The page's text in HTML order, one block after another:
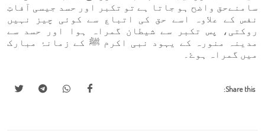
سامنےحق واضح ہو جاتا ہے تو تکبر اور حسد جیسی آفاتِ
نفس کے علاوہ اسے حق کی اتباع سے کوئی چیز نہیں
روکتی، پس تکبر سے شیطان گمراہ ہوا اور حسد سے
مدینہ منورہ کے یہود نبی اکرم ﷺ کے زمانۂ مبارک
میں گمراہ ہوۓ۔
Share this: